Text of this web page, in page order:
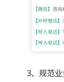
3、规范